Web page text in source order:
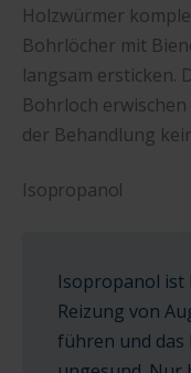
Holzwürmer
Bohrlöcher mit
langsam ersticken.
Bohrloch
der Behandlung
Isopropanol
Isopropanol ist
Reizung von
führen und das